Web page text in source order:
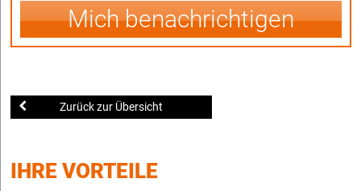
Mich benachrichtigen
Zurück zur Übersicht
IHRE VORTEILE